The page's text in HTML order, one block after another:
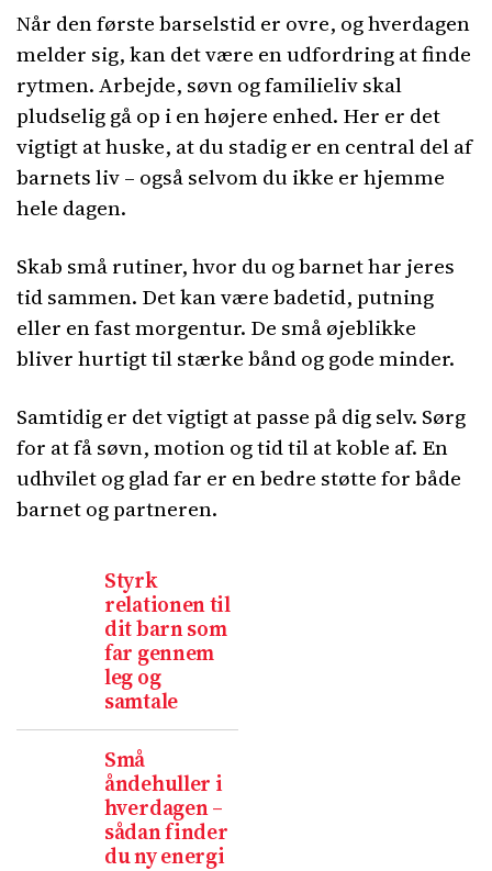
Når den første barselstid er ovre, og hverdagen
melder sig, kan det være en udfordring at finde
rytmen. Arbejde, søvn og familieliv skal
pludselig gå op i en højere enhed. Her er det
vigtigt at huske, at du stadig er en central del af
barnets liv – også selvom du ikke er hjemme
hele dagen.
Skab små rutiner, hvor du og barnet har jeres
tid sammen. Det kan være badetid, putning
eller en fast morgentur. De små øjeblikke
bliver hurtigt til stærke bånd og gode minder.
Samtidig er det vigtigt at passe på dig selv. Sørg
for at få søvn, motion og tid til at koble af. En
udhvilet og glad far er en bedre støtte for både
barnet og partneren.
Styrk
relationen til
dit barn som
far gennem
leg og
samtale
Små
åndehuller i
hverdagen –
sådan finder
du ny energi